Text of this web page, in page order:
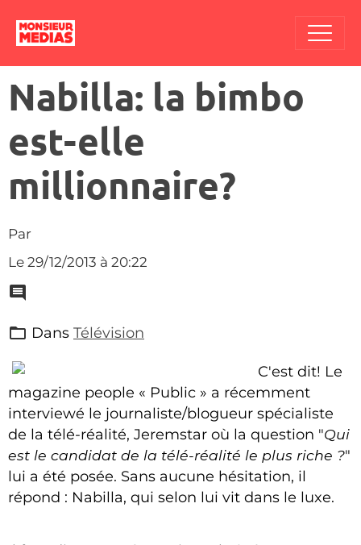
Nabilla: la bimbo
est-elle
millionnaire?
Par
Le 29/12/2013 à 20:22
Dans Télévision
C'est dit! Le
magazine people « Public » a récemment
interviewé le journaliste/blogueur spécialiste
de la télé-réalité, Jeremstar où la question "Qui
est le candidat de la télé-réalité le plus riche ?"
lui a été posée. Sans aucune hésitation, il
répond : Nabilla, qui selon lui vit dans le luxe.